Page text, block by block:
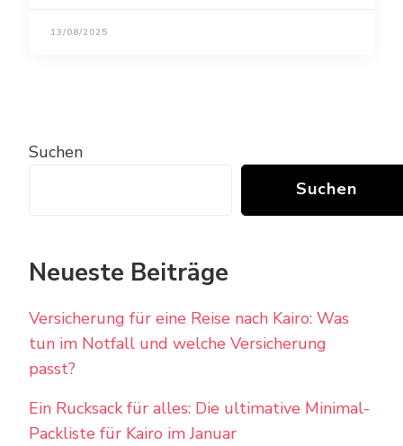
13/08/2025
Suchen
Suchen
Neueste Beiträge
Versicherung für eine Reise nach Kairo: Was
tun im Notfall und welche Versicherung
passt?
Ein Rucksack für alles: Die ultimative Minimal-
Packliste für Kairo im Januar